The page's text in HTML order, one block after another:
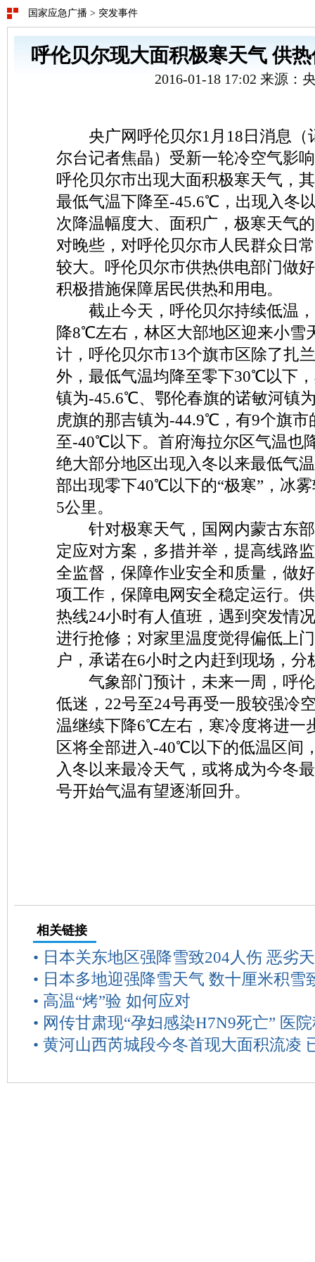
国家应急广播 > 突发事件
呼伦贝尔现大面积极寒天气 供
2016-01-18 17:02 来源：
央广网呼伦贝尔1月18日消息（
尔台记者焦晶）受新一轮冷空气影
呼伦贝尔市出现大面积极寒天气，
最低气温下降至-45.6℃，出现入冬
次降温幅度大、面积广，极寒天气
对晚些，对呼伦贝尔市人民群众日
较大。呼伦贝尔市供热供电部门做
积极措施保障居民供热和用电。
截止今天，呼伦贝尔持续低温，
降8℃左右，林区大部地区迎来小雪
计，呼伦贝尔市13个旗市区除了扎
外，最低气温均降至零下30℃以下
镇为-45.6℃、鄂伦春旗的诺敏河镇
虎旗的那吉镇为-44.9℃，有9个旗市
至-40℃以下。首府海拉尔区气温也
绝大部分地区出现入冬以来最低气
部出现零下40℃以下的“极寒”，冰
5公里。
针对极寒天气，国网内蒙古东部
定应对方案，多措并举，提高线路
全监督，保障作业安全和质量，做
项工作，保障电网安全稳定运行。
热线24小时有人值班，遇到突发情
进行抢修；对家里温度觉得偏低上
户，承诺在6小时之内赶到现场，分
气象部门预计，未来一周，呼伦
低迷，22号至24号再受一股较强冷
温继续下降6℃左右，寒冷度将进一
区将全部进入-40℃以下的低温区间
入冬以来最冷天气，或将成为今冬
号开始气温有望逐渐回升。
相关链接
• 日本关东地区强降雪致204人伤 恶劣
• 日本多地迎强降雪天气 数十厘米积雪
• 高温“烤”验 如何应对
• 网传甘肃现“孕妇感染H7N9死亡” 医
• 黄河山西芮城段今冬首现大面积流凌